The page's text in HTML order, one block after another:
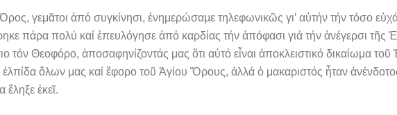
γεμᾶτοι ἀπό συγκίνησι, ἐνημερώσαμε τηλεφωνικῶς γι’ αὐτήν τήν τόσο
πάρα πολύ καί ἐπευλόγησε ἀπό καρδίας τήν ἀπόφασι γιά τήν ἀνέγερσι τῆς
Θεοφόρο, ἀποσαφηνίζοντάς μας ὅτι αὐτό εἶναι ἀποκλειστικό δικαίωμα
ὅλων μας καί ἔφορο τοῦ Ἁγίου Ὄρους, ἀλλά ὁ μακαριστός ἦταν
ἔληξε ἐκεῖ.